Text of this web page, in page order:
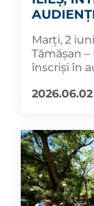
Marți, 2
Tămășan
înscriși în
2026.06.02